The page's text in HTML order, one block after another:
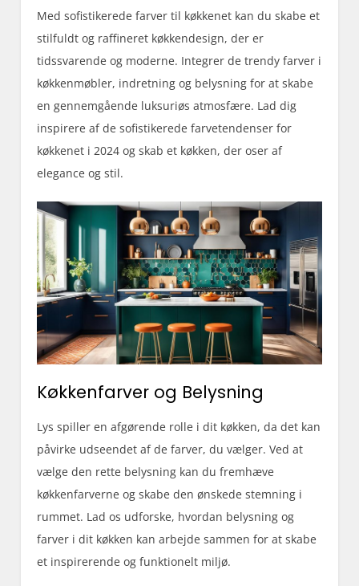
Med sofistikerede farver til køkkenet kan du skabe et
stilfuldt og raffineret køkkendesign, der er
tidssvarende og moderne. Integrer de trendy farver i
køkkenmøbler, indretning og belysning for at skabe
en gennemgående luksuriøs atmosfære. Lad dig
inspirere af de sofistikerede farvetendenser for
køkkenet i 2024 og skab et køkken, der oser af
elegance og stil.
Køkkenfarver og Belysning
Lys spiller en afgørende rolle i dit køkken, da det kan
påvirke udseendet af de farver, du vælger. Ved at
vælge den rette belysning kan du fremhæve
køkkenfarverne og skabe den ønskede stemning i
rummet. Lad os udforske, hvordan belysning og
farver i dit køkken kan arbejde sammen for at skabe
et inspirerende og funktionelt miljø.